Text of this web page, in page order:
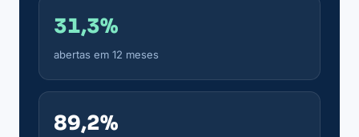
31,3%
abertas em 12 meses
89,2%